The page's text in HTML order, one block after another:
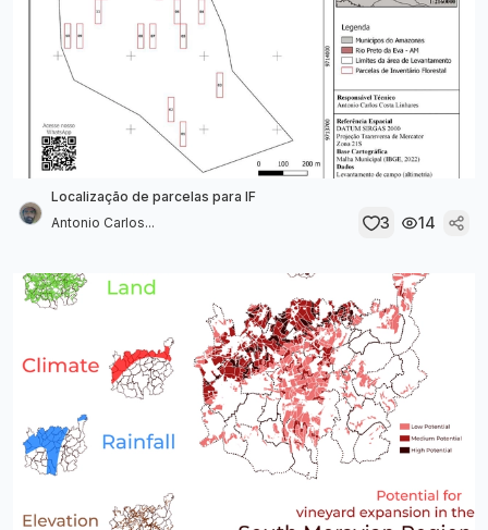
Localização de parcelas para IF
Antonio Carlos...
3 14